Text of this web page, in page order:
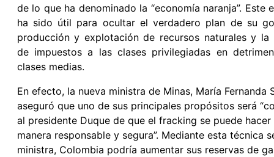
de lo que ha denominado la “economía naranja”. Este
ha sido útil para ocultar el verdadero plan de su
producción y explotación de recursos naturales y la
de impuestos a las clases privilegiadas en
clases medias.
En efecto, la nueva ministra de Minas, María Fernanda
aseguró que uno de sus principales propósitos será
al presidente Duque de que el fracking se puede hacer
manera responsable y segura”. Mediante esta técnica
ministra, Colombia podría aumentar sus reservas de